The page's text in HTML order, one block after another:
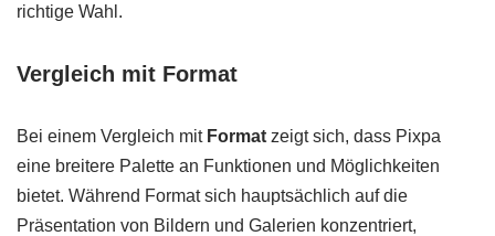
richtige Wahl.
Vergleich mit Format
Bei einem Vergleich mit Format zeigt sich, dass Pixpa
eine breitere Palette an Funktionen und Möglichkeiten
bietet. Während Format sich hauptsächlich auf die
Präsentation von Bildern und Galerien konzentriert,